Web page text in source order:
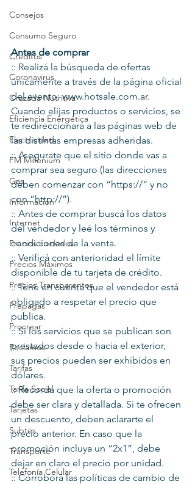
Consejos
Consumo Seguro
Creditos
Coronavirus
Cruzada Nutritiva
Eficiencia Energética
Electricidad
FM Millenium
Gas
Información
Internet
Precios cuidados
Precios Máximos
Precios Transparentes
Prepagas
Procrear
Reclamos
Tarifas
Tarifa Social
Tarjetas
Subtes
Transporte
Telefonía Celular
Antes de comprar
:: Realizá la búsqueda de ofertas
únicamente a través de la página oficial
del evento: www.hotsale.com.ar.
Cuando elijas productos o servicios, se
te redireccionará a las páginas web de
las distintas empresas adheridas.
:: Asegurate que el sitio donde vas a
comprar sea seguro (las direcciones
deben comenzar con “https://” y no
con “http://”).
:: Antes de comprar buscá los datos
del vendedor y leé los términos y
condiciones de la venta.
:: Verificá con anterioridad el límite
disponible de tu tarjeta de crédito.
:: Tené en cuenta que el vendedor está
obligado a respetar el precio que
publica.
:: Si los servicios que se publican son
prestados desde o hacia el exterior,
sus precios pueden ser exhibidos en
dólares.
:: Recordá que la oferta o promoción
debe ser clara y detallada. Si te ofrecen
un descuento, deben aclararte el
precio anterior. En caso que la
promoción incluya un “2x1”, debe
dejar en claro el precio por unidad.
:: Corroborá las políticas de cambio de